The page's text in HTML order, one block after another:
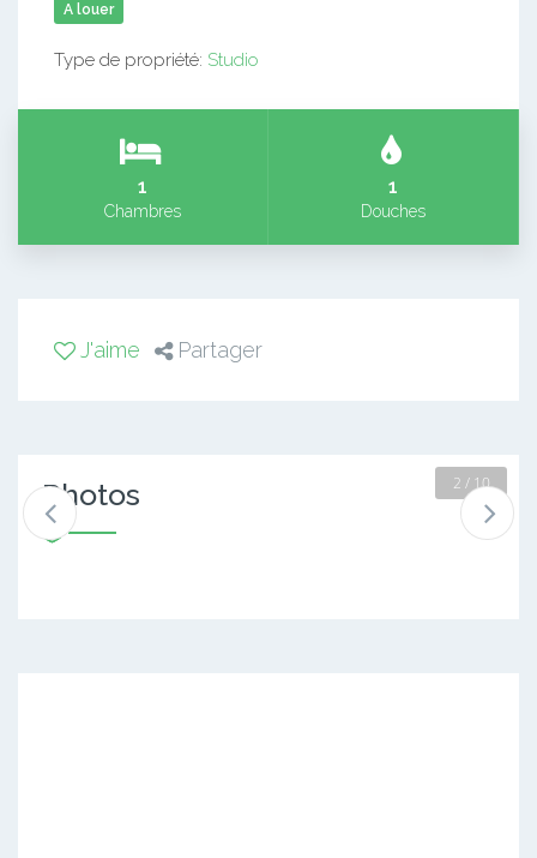
A louer
Type de propriété: Studio
1
Chambres
1
Douches
J'aime Partager
Photos 2 / 10